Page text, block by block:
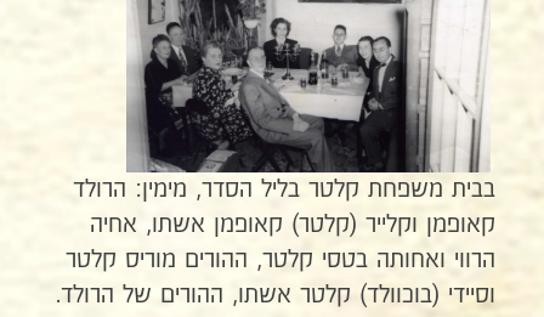
בבית משפחת קלטר בליל הסדר, מימין: הרולד
קאופמן וקלייר (קלטר) קאופמן אשתו, אחיה
הרווי ואחותה בטסי קלטר, ההורים מוריס קלטר
וסיידי (בוכוולד) קלטר אשתו, ההורים של הרולד.